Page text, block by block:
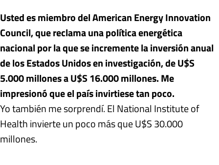
Usted es miembro del American Energy Innovation
Council, que reclama una política energética
nacional por la que se incremente la inversión anual
de los Estados Unidos en investigación, de U$S
5.000 millones a U$S 16.000 millones. Me
impresionó que el país invirtiese tan poco.
Yo también me sorprendí. El National Institute of
Health invierte un poco más que U$S 30.000
millones.